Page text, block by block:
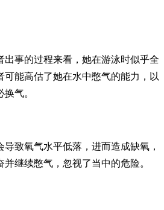
出事的过程来看，她在游泳时似乎全
可能高估了她在水中憋气的能力，以
气。
致氧气水平低落，进而造成缺氧，
继续憋气，忽视了当中的危险。